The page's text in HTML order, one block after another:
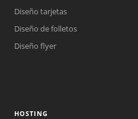
Diseño tarjetas
Diseño de folletos
Diseño flyer
HOSTING